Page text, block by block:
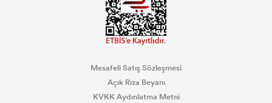
Mesafeli Satış Sözleşmesi
Açık Rıza Beyanı
KVKK Aydınlatma Metni